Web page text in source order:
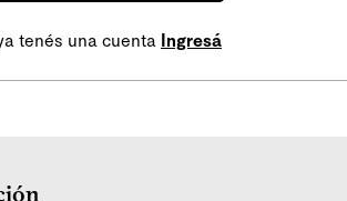
tenés una cuenta Ingresá